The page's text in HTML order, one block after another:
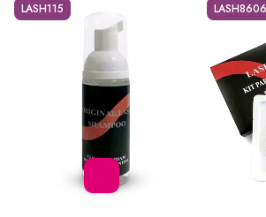
LASH115 LASH8606